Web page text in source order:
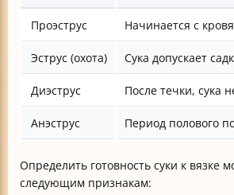
Проэструс Начинается с
Эструс (охота) Сука допускает
Диэструс После течки, сука
Анэструс Период полового
Определить готовность суки к вязке
следующим признакам: